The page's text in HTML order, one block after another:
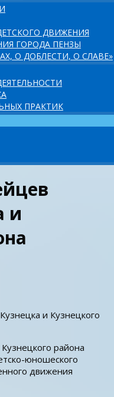
ДВИЖЕНИЯ
ГОРОДА ПЕНЗЫ
О ДОБЛЕСТИ, О СЛАВЕ»
ПРАКТИК
и
и Кузнецкого
района
юношеского
движения